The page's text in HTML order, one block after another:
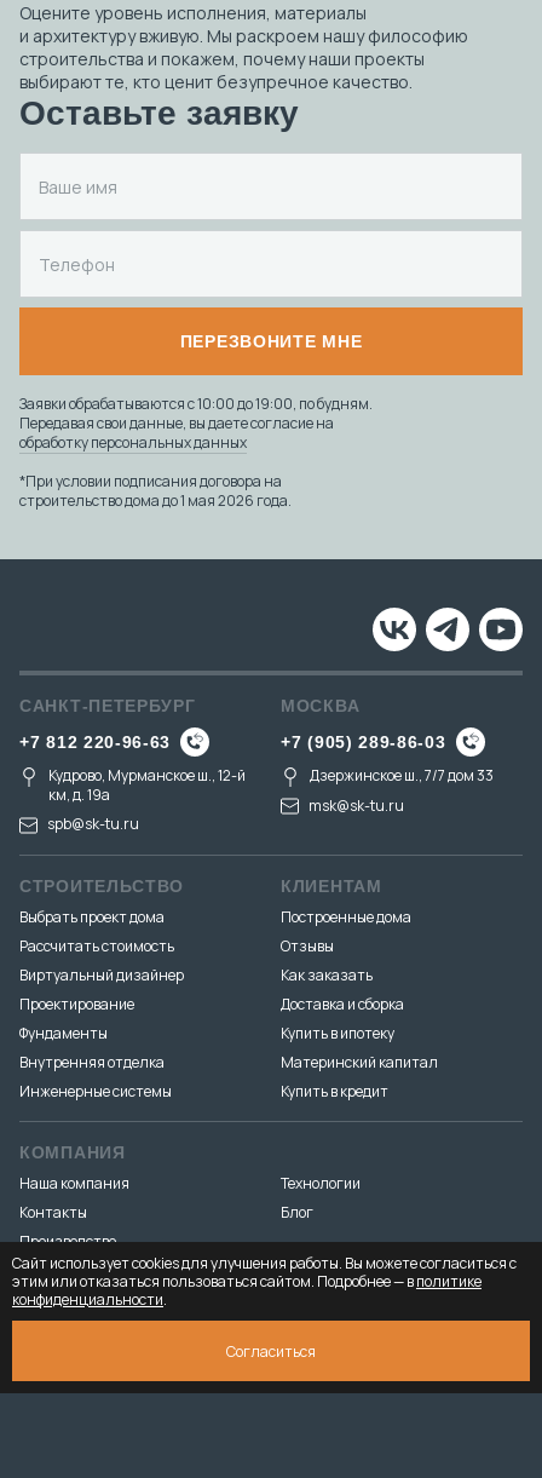
7 911 934 ₽
Оставьте заявку
ПЕРЕЗВОНИТЕ МНЕ
Заявки обрабатываются с 10:00 до 19:00, по будням.
Передавая свои данные, вы даете согласие на
обработку персональных данных
*При условии подписания договора на
строительство дома до 1 мая 2026 года.
Оцените уровень исполнения, материалы
и архитектуру вживую. Мы раскроем нашу философию
строительства и покажем, почему наши проекты
выбирают те, кто ценит безупречное качество.
САНКТ-ПЕТЕРБУРГ
+7 812 220-96-63
Кудрово, Мурманское ш., 12-й
км, д. 19a
spb@sk-tu.ru
МОСКВА
+7 (905) 289-86-03
Дзержинское ш., 7/7 дом 33
msk@sk-tu.ru
СТРОИТЕЛЬСТВО
Выбрать проект дома
Рассчитать стоимость
Виртуальный дизайнер
Проектирование
Фундаменты
Внутренняя отделка
Инженерные системы
КЛИЕНТАМ
Построенные дома
Отзывы
Как заказать
Доставка и сборка
Купить в ипотеку
Материнский капитал
Купить в кредит
КОМПАНИЯ
Наша компания
Контакты
Производство
Технологии
Блог
Разработка и продвижение
Сайт использует cookies для улучшения работы. Вы можете согласиться с
этим или отказаться пользоваться сайтом. Подробнее — вполитике
конфиденциальности.
Согласиться